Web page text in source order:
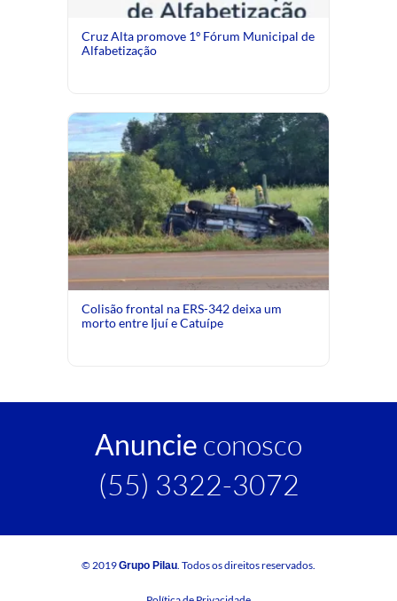
Cruz Alta promove 1º Fórum Municipal de
Alfabetização
Colisão frontal na ERS-342 deixa um
morto entre Ijuí e Catuípe
Anuncie conosco
(55) 3322-3072
© 2019Grupo Pilau. Todos os direitos reservados.